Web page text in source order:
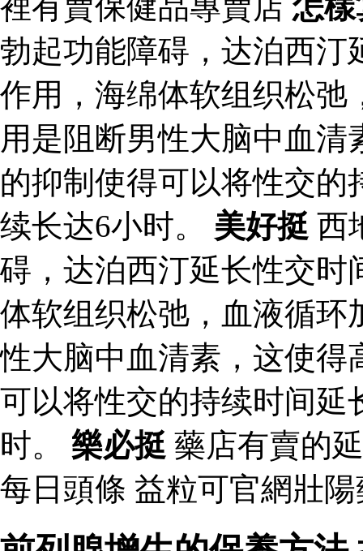
勃起功能障碍，达泊西汀
作用，海绵体软组织松弛
用是阻断男性大脑中血
的抑制使得可以将性交
续长达6小时。 美好挺 西
碍，达泊西汀延长性交时
体软组织松弛，血液循环
性大脑中血清素，这使得
可以将性交的持续时间延
时。 樂必挺 藥店有賣的
每日頭條 益粒可官網壯